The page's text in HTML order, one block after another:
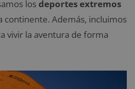
los deportes extremos
continente. Además, incluimos
vivir la aventura de forma